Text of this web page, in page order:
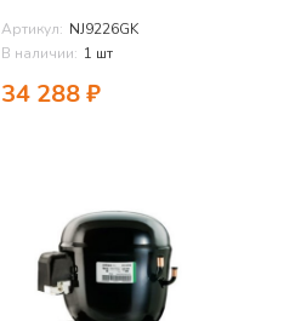
Артикул: NJ9226GK
В наличии: 1 шт
34 288₽